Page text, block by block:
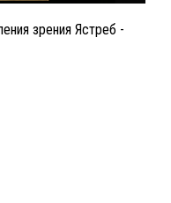
зрения Ястреб -